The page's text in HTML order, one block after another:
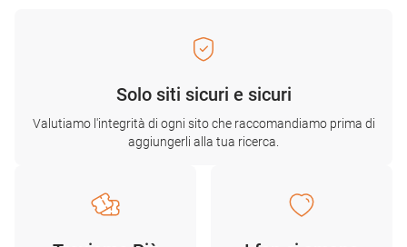
Solo siti sicuri e sicuri
Valutiamo l'integrità di ogni sito che raccomandiamo prima di
aggiungerli alla tua ricerca.